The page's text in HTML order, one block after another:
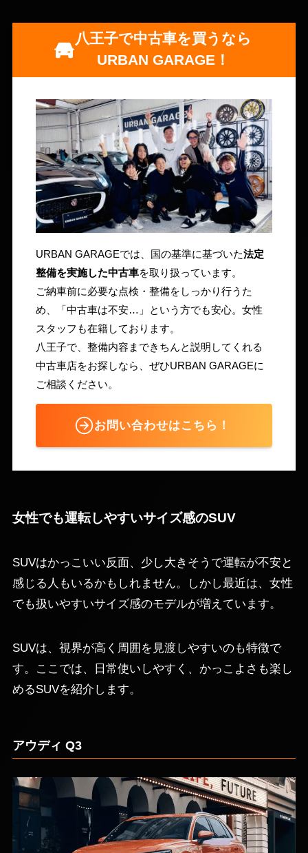
八王子で中古車を買うなら
URBAN GARAGE！
URBAN GARAGEでは、国の基準に基づいた法定
整備を実施した中古車を取り扱っています。
ご納車前に必要な点検・整備をしっかり行うた
め、「中古車は不安…」という方でも安心。女性
スタッフも在籍しております。
八王子で、整備内容まできちんと説明してくれる
中古車店をお探しなら、ぜひURBAN GARAGEに
ご相談ください。
お問い合わせはこちら！
女性でも運転しやすいサイズ感のSUV
SUVはかっこいい反面、少し大きそうで運転が不安と
感じる人もいるかもしれません。しかし最近は、女性
でも扱いやすいサイズ感のモデルが増えています。
SUVは、視界が高く周囲を見渡しやすいのも特徴で
す。ここでは、日常使いしやすく、かっこよさも楽し
めるSUVを紹介します。
アウディ Q3